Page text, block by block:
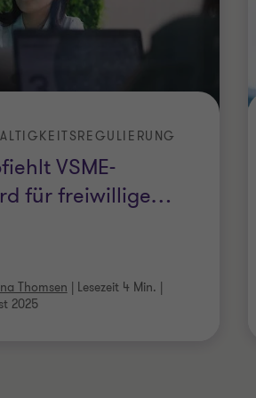
VSME-
für freiwillige…
Thomsen | Lesezeit 4 Min. |
2025